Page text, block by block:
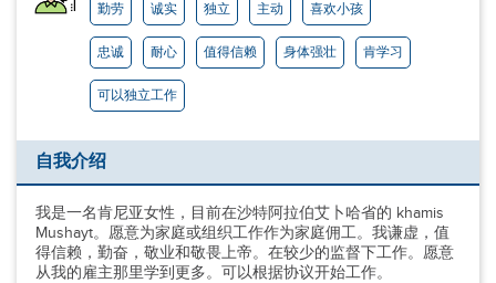
勤劳 诚实 独立 主动 喜欢小孩
忠诚 耐心 值得信赖 身体强壮 肯学习
可以独立工作
自我介绍
我是一名肯尼亚女性，目前在沙特阿拉伯艾卜哈省的 khamis
Mushayt。愿意为家庭或组织工作作为家庭佣工。我谦虚，值
得信赖，勤奋，敬业和敬畏上帝。在较少的监督下工作。愿意
从我的雇主那里学到更多。可以根据协议开始工作。